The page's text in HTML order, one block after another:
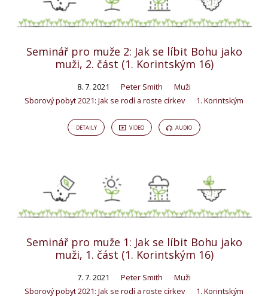
Bohu
muži"
Seminář pro muže 2: Jak se líbit Bohu jako
muži, 2. část (1. Korintským 16)
8. 7. 2021 Peter Smith
Muži
Sborový pobyt 2021: Jak se rodí a roste církev
1. Korintským
DETAILY VIDEO AUDIO
Seminář pro muže 1: Jak se líbit Bohu jako
muži, 1. část (1. Korintským 16)
7. 7. 2021 Peter Smith
Muži
Sborový pobyt 2021: Jak se rodí a roste církev
1. Korintským